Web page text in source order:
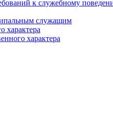
к служебному
служащим
характера
характера